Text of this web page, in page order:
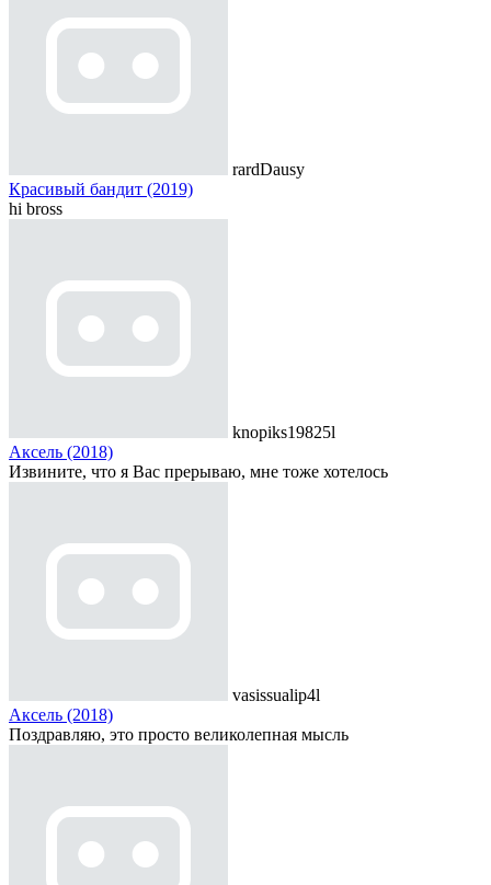
rardDausy
Красивый бандит (2019)
hi bross
knopiks19825l
Аксель (2018)
Извините, что я Вас прерываю, мне тоже хотелось
vasissualip4l
Аксель (2018)
Поздравляю, это просто великолепная мысль